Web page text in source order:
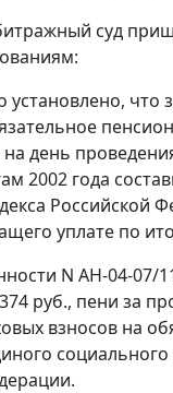
суд
что
день
2002 года
Российской
уплате по
N АН-04-07/
руб., пени за
взносов на
социального